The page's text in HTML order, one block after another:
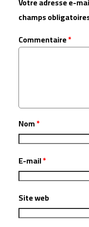
champs
Commentaire*
Nom*
E-mail*
Site web